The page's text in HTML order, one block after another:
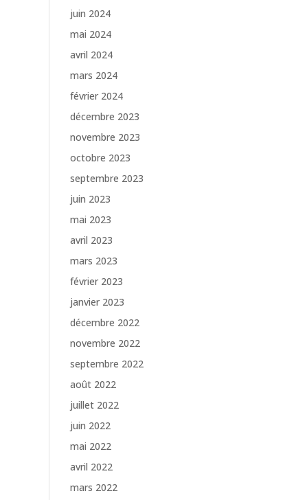
juin 2024
mai 2024
avril 2024
mars 2024
février 2024
décembre 2023
novembre 2023
octobre 2023
septembre 2023
juin 2023
mai 2023
avril 2023
mars 2023
février 2023
janvier 2023
décembre 2022
novembre 2022
septembre 2022
août 2022
juillet 2022
juin 2022
mai 2022
avril 2022
mars 2022